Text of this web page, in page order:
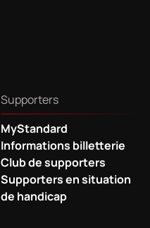
Supporters
MyStandard
Informations billetterie
Club de supporters
Supporters en situation
de handicap